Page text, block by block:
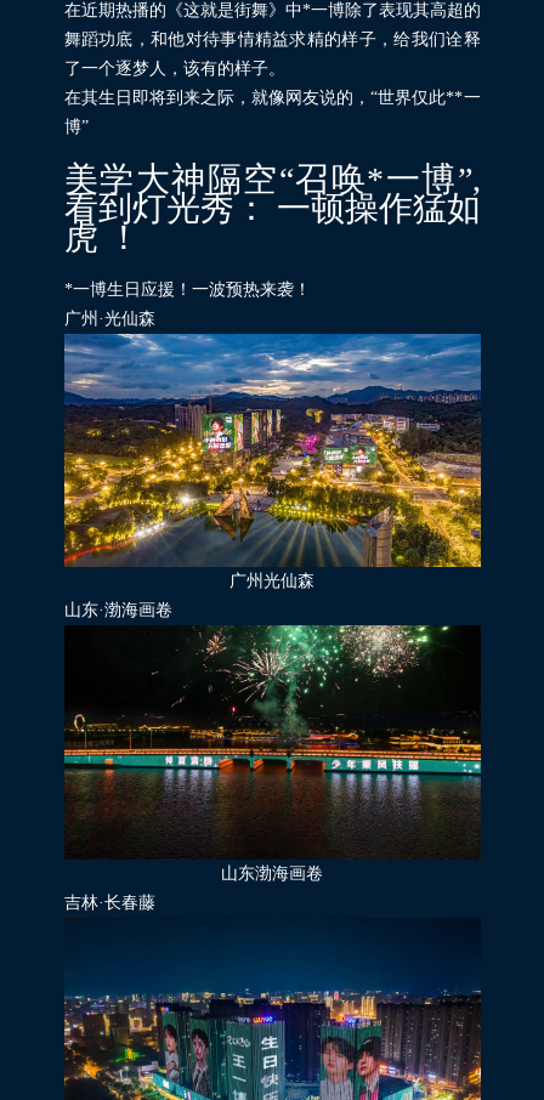
在近期热播的《这就是街舞》中*一博除了表现其高超的
舞蹈功底，和他对待事情精益求精的样子，给我们诠释
了一个逐梦人，该有的样子。
在其生日即将到来之际，就像网友说的，“世界仅此**一
博”
美学大神隔空“召唤*一博”,
看到灯光秀： 一顿操作猛如
虎 ！
*一博生日应援！一波预热来袭！
广州·光仙森
广州光仙森
山东·渤海画卷
山东渤海画卷
吉林·长春藤